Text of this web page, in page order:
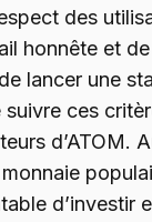
des
honnête et
lancer une
ces
d’ATOM.
d’investir